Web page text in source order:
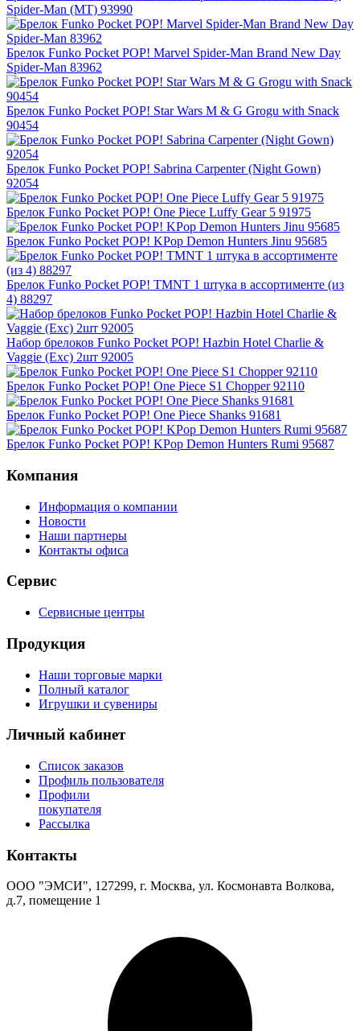
Spider-Man (MT) 93990
Брелок Funko Pocket POP! Marvel Spider-Man Brand New Day
Spider-Man 83962
Брелок Funko Pocket POP! Star Wars M & G Grogu with Snack
90454
Брелок Funko Pocket POP! Sabrina Carpenter (Night Gown)
92054
Брелок Funko Pocket POP! One Piece Luffy Gear 5 91975
Брелок Funko Pocket POP! KPop Demon Hunters Jinu 95685
Брелок Funko Pocket POP! TMNT 1 штука в ассортименте (из
4) 88297
Набор брелоков Funko Pocket POP! Hazbin Hotel Charlie &
Vaggie (Exc) 2шт 92005
Брелок Funko Pocket POP! One Piece S1 Chopper 92110
Брелок Funko Pocket POP! One Piece Shanks 91681
Брелок Funko Pocket POP! KPop Demon Hunters Rumi 95687
Компания
Информация о компании
Новости
Наши партнеры
Контакты офиса
Сервис
Сервисные центры
Продукция
Наши торговые марки
Полный каталог
Игрушки и сувениры
Личный кабинет
Список заказов
Профиль пользователя
Профили
покупателя
Рассылка
Контакты
ООО "ЭМСИ", 127299, г. Москва, ул. Космонавта Волкова,
д.7, помещение 1